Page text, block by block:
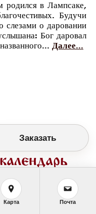
в Лампсаке,
Будучи
слезами о даровании
Бог даровал
Далее...
по старому
Заказать
Карта Почта